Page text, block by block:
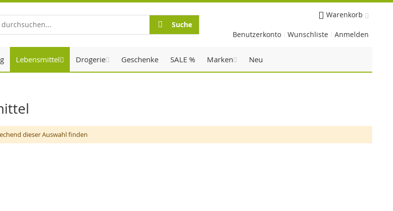
Suche
Suche
Warenkorb
Benutzerkonto Wunschliste Anmelden
Lebensmittel Drogerie Geschenke SALE % Marken Neu
dieser Auswahl finden